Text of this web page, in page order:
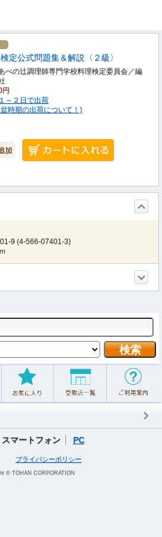
定公式問題集＆解説〈２級〉
べの辻調理師専門学校料理検定委員会／編
円
～２日で出荷
時期の出荷について！)
9 (4-566-07401-3)
スマートフォン PC
プライバシーポリシー
© TOHAN CORPORATION